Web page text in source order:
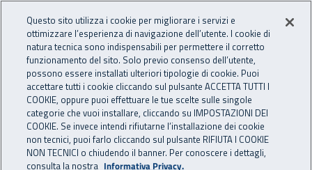
INAIL - Istituto Nazionale
Apri cerca
Navigazione principale
Navigazione - Ti trovi in:
Home Inail comunica News
29 luglio 2019
Questo sito utilizza i cookie per migliorare i servizi e
ottimizzare l’esperienza di navigazione dell’utente. I cookie di
natura tecnica sono indispensabili per permettere il corretto
funzionamento del sito. Solo previo consenso dell’utente,
possono essere installati ulteriori tipologie di cookie. Puoi
accettare tutti i cookie cliccando sul pulsante ACCETTA TUTTI I
COOKIE, oppure puoi effettuare le tue scelte sulle singole
categorie che vuoi installare, cliccando su IMPOSTAZIONI DEI
COOKIE. Se invece intendi rifiutarne l’installazione dei cookie
non tecnici, puoi farlo cliccando sul pulsante RIFIUTA I COOKIE
NON TECNICI o chiudendo il banner. Per conoscere i dettagli,
consulta la nostra Informativa Privacy.